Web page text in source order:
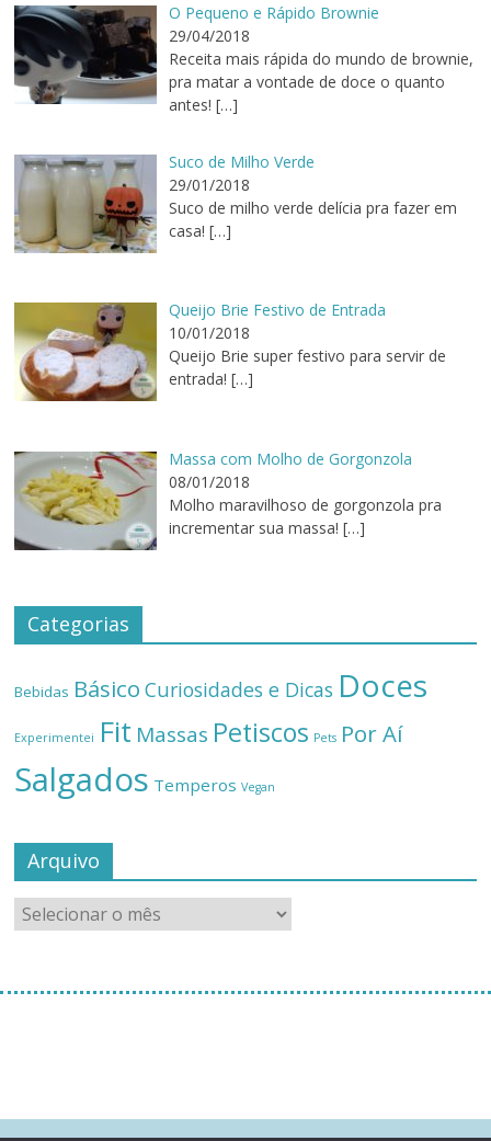
O Pequeno e Rápido Brownie
29/04/2018
Receita mais rápida do mundo de brownie,
pra matar a vontade de doce o quanto
antes! […]
Suco de Milho Verde
29/01/2018
Suco de milho verde delícia pra fazer em
casa! […]
Queijo Brie Festivo de Entrada
10/01/2018
Queijo Brie super festivo para servir de
entrada! […]
Massa com Molho de Gorgonzola
08/01/2018
Molho maravilhoso de gorgonzola pra
incrementar sua massa! […]
Categorias
Bebidas Básico Curiosidades e Dicas Doces
Experimentei Fit Massas Petiscos Pets Por Aí
Salgados Temperos Vegan
Arquivo